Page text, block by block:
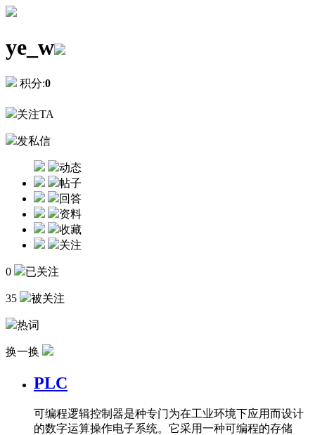
ye_w
积分:0
关注TA
发私信
动态
帖子
回答
资料
收藏
关注
0 已关注
35 被关注
热词
换一换
PLC
可编程逻辑控制器是种专门为在工业环境下应用而设计
的数字运算操作电子系统。它采用一种可编程的存储